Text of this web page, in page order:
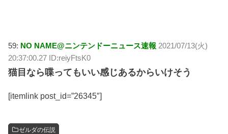
59: NO NAME@ニンテンドーニュース速報 2021/07/13(火)
20:37:00.27 ID:reiyFtsK0
猫目なら喋ってもいい感じあるからいけそう
[itemlink post_id=”26345″]
ゼルダの伝説